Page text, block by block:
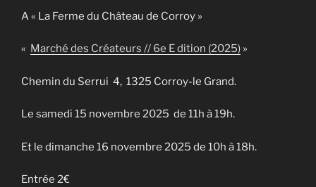
A « La Ferme du Château de Corroy »
« Marché des Créateurs // 6e E dition (2025) »
Chemin du Serrui 4, 1325 Corroy-le Grand.
Le samedi 15 novembre 2025 de 11h à 19h.
Et le dimanche 16 novembre 2025 de 10h à 18h.
Entrée 2€